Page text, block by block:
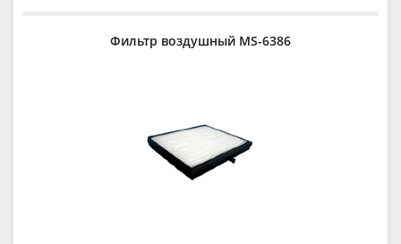
Фильтр воздушный MS-6386